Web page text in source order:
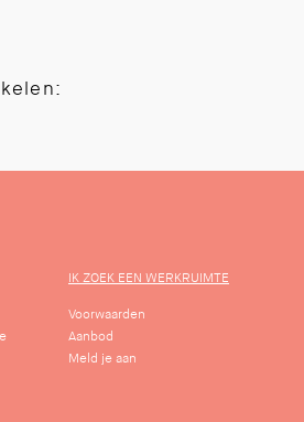
IK ZOEK EEN WERKRUIMTE
Voorwaarden
Aanbod
Meld je aan